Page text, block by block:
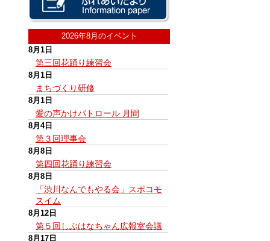
2026年8月のイベント
8月1日
第三回花踊り練習会
8月1日
まちづくり研修
8月1日
愛の声かけパトロール 月間
8月4日
第３回理事会
8月8日
第四回花踊り練習会
8月8日
「渋川なんでもやる会」スポコモ
スイム
8月12日
第５回しぶはなちゃん広報室会議
8月17日